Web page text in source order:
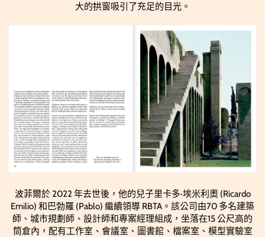
大的拱窗吸引了充足的目光。
波菲爾於 2022 年去世後，他的兒子里卡多·埃米利奧 (Ricardo
Emilio) 和巴勃羅 (Pablo) 繼續領導 RBTA。該公司由70 多名建築
師、城市規劃師、設計師和專案經理組成，坐落在15 公尺高的
筒倉內，配有工作室、會議室、圖書館、檔案室、模型實驗室